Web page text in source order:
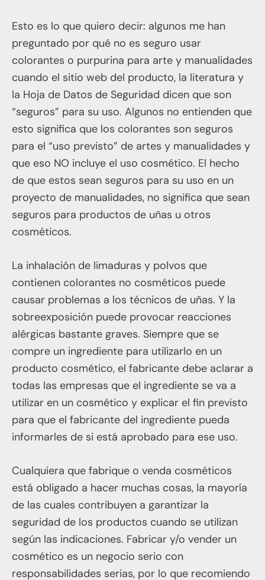
Esto es lo que quiero decir: algunos me han
preguntado por qué no es seguro usar
colorantes o purpurina para arte y manualidades
cuando el sitio web del producto, la literatura y
la Hoja de Datos de Seguridad dicen que son
“seguros” para su uso. Algunos no entienden que
esto significa que los colorantes son seguros
para el “uso previsto” de artes y manualidades y
que eso NO incluye el uso cosmético. El hecho
de que estos sean seguros para su uso en un
proyecto de manualidades, no significa que sean
seguros para productos de uñas u otros
cosméticos.
La inhalación de limaduras y polvos que
contienen colorantes no cosméticos puede
causar problemas a los técnicos de uñas. Y la
sobreexposición puede provocar reacciones
alérgicas bastante graves. Siempre que se
compre un ingrediente para utilizarlo en un
producto cosmético, el fabricante debe aclarar a
todas las empresas que el ingrediente se va a
utilizar en un cosmético y explicar el fin previsto
para que el fabricante del ingrediente pueda
informarles de si está aprobado para ese uso.
Cualquiera que fabrique o venda cosméticos
está obligado a hacer muchas cosas, la mayoría
de las cuales contribuyen a garantizar la
seguridad de los productos cuando se utilizan
según las indicaciones. Fabricar y/o vender un
cosmético es un negocio serio con
responsabilidades serias, por lo que recomiendo